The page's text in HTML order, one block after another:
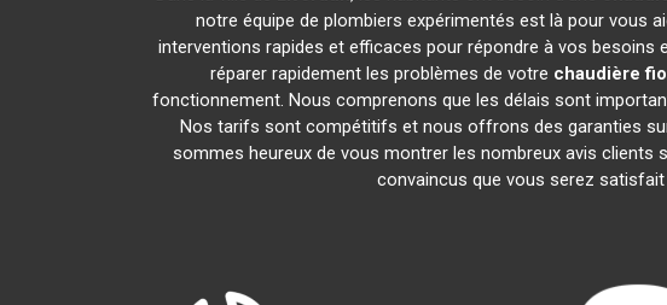
notre équipe de plombiers expérimentés est là pour vous
interventions rapides et efficaces pour répondre à vos besoins
réparer rapidement les problèmes de votre chaudière
fonctionnement. Nous comprenons que les délais sont
Nos tarifs sont compétitifs et nous offrons des garanties
sommes heureux de vous montrer les nombreux avis
convaincus que vous serez